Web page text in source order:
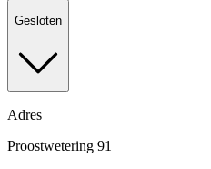
Gesloten
Adres
Proostwetering 91